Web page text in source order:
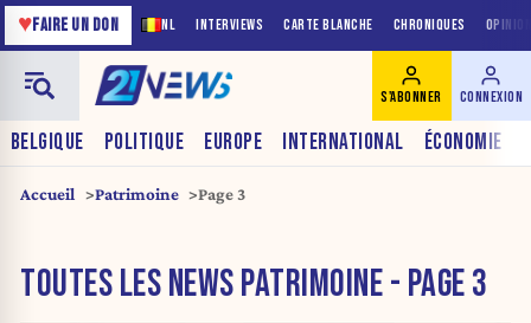
NL INTERVIEWS CARTE BLANCHE CHRONIQUES
♥FAIRE UN DON
BELGIQUE POLITIQUE EUROPE INTERNATIONAL ÉCONOMIE
S'ABONNER CONNEXION
Accueil Patrimoine Page 3
TOUTES LES NEWS PATRIMOINE - PAGE 3